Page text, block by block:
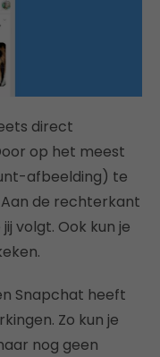
direct
op het meest
afbeelding) te
de rechterkant
volgt. Ook kun je
Snapchat heeft
Zo kun je
nog geen